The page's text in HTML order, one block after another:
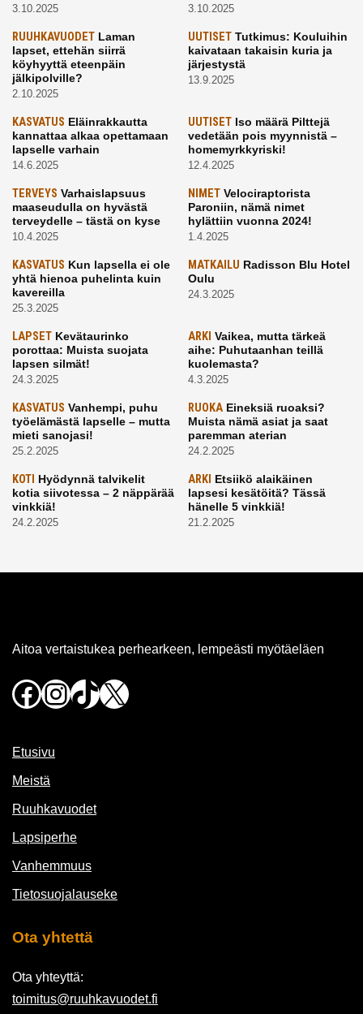
3.10.2025 3.10.2025
RUUHKAVUODET Laman
lapset, ettehän siirrä
köyhyyttä eteenpäin
jälkipolville?
2.10.2025
UUTISETTutkimus: Kouluihin
kaivataan takaisin kuria ja
järjestystä
13.9.2025
KASVATUS Eläinrakkautta
kannattaa alkaa opettamaan
lapselle varhain
14.6.2025
UUTISETIso määrä Pilttejä
vedetään pois myynnistä –
homemyrkkyriski!
12.4.2025
TERVEYS Varhaislapsuus
maaseudulla on hyvästä
terveydelle – tästä on kyse
10.4.2025
NIMETVelociraptorista
Paroniin, nämä nimet
hylättiin vuonna 2024!
1.4.2025
KASVATUS Kun lapsella ei ole
yhtä hienoa puhelinta kuin
kavereilla
25.3.2025
MATKAILU Radisson Blu Hotel
Oulu
24.3.2025
LAPSET Kevätaurinko
porottaa: Muista suojata
lapsen silmät!
24.3.2025
ARKI Vaikea, mutta tärkeä
aihe: Puhutaanhan teillä
kuolemasta?
4.3.2025
KASVATUS Vanhempi, puhu
työelämästä lapselle – mutta
mieti sanojasi!
25.2.2025
RUOKAEineksiä ruoaksi?
Muista nämä asiat ja saat
paremman aterian
24.2.2025
KOTI Hyödynnä talvikelit
kotia siivotessa – 2 näppärää
vinkkiä!
24.2.2025
ARKI Etsiikö alaikäinen
lapsesi kesätöitä? Tässä
hänelle 5 vinkkiä!
21.2.2025
Aitoa vertaistukea perhearkeen, lempeästi myötäeläen
Facebook
Instagram
TikTok
X
Etusivu
Meistä
Ruuhkavuodet
Lapsiperhe
Vanhemmuus
Tietosuojalauseke
Ota yhtettä
Ota yhteyttä:
toimitus@ruuhkavuodet.fi